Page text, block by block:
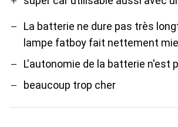
La batterie ne dure pas très
lampe fatboy fait nettement
L'autonomie de la batterie n'est
beaucoup trop cher